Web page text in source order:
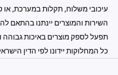
עיכובי משלוח, תקלות במערכת, או
השירות והמוצרים יינתנו בהתאם
תפעל לספק מוצרים באיכות גבוהה
כל המחלוקות יידונו לפי הדין